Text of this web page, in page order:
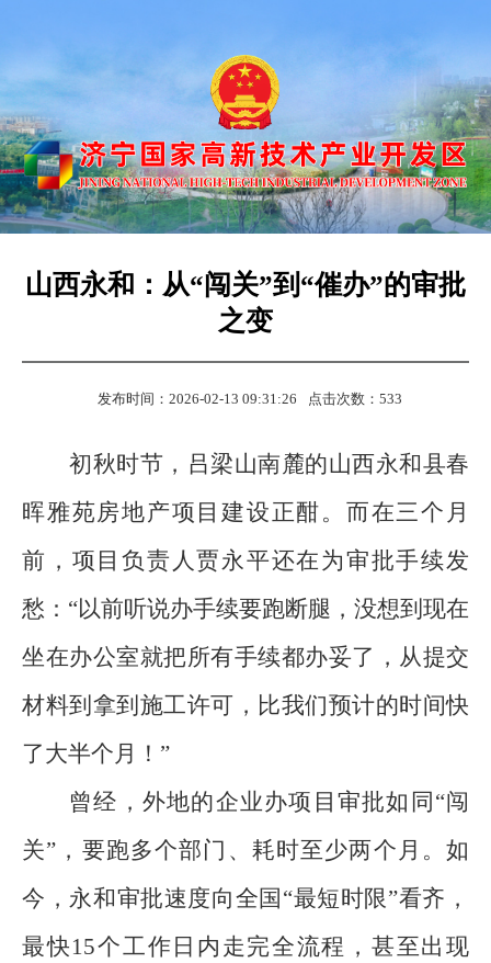
山西永和：从“闯关”到“催办”的审批
之变
发布时间：2026-02-13 09:31:26 点击次数： 533
初秋时节，吕梁山南麓的山西永和县春
晖雅苑房地产项目建设正酣。而在三个月
前，项目负责人贾永平还在为审批手续发
愁： “以前听说办手续要跑断腿，没想到现在
坐在办公室就把所有手续都办妥了，从提交
材料到拿到施工许可，比我们预计的时间快
了大半个月！ ”
曾经，外地的企业办项目审批如同 “闯
关” ，要跑多个部门、耗时至少两个月。如
今，永和审批速度向全国 “最短时限”看齐，
最快15个工作日内走完全流程，甚至出现